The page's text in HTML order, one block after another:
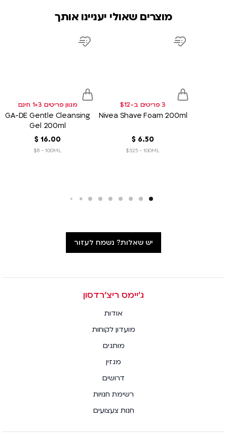
מוצרים שאולי יעניינו אותך
Add
מגוון פריטים 1+3 חינם
GA-DE Gentle Cleansing
Gel 200ml
16.00
$
$8 - 100ML
Add
3 פריטים ב-$12
Nivea Shave Foam 200ml
6.50
$
$3.25 - 100ML
יש שאלות? נשמח לעזור
ג׳יימס ריצ׳רדסון
אודות
מועדון לקוחות
מותגים
מגזין
דרושים
רשימת חנויות
חנות צעצועים